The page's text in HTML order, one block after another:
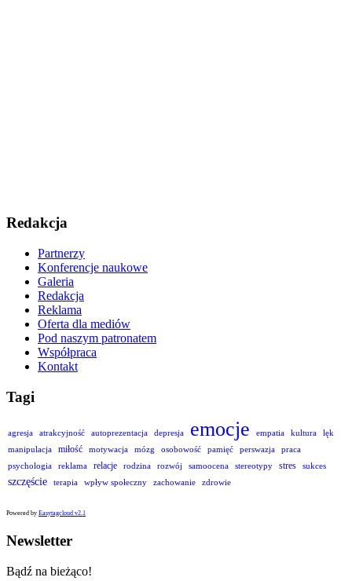
Redakcja
Partnerzy
Konferencje naukowe
Galeria
Redakcja
Reklama
Oferta dla mediów
Pod naszym patronatem
Współpraca
Kontakt
Tagi
agresja atrakcyjność autoprezentacja depresja emocje empatia kultura
lęk
manipulacja
miłość motywacja mózg osobowość pamięć perswazja
praca
psychologia
reklama relacje rodzina rozwój samoocena stereotypy stres sukces
szczęście terapia wpływ społeczny zachowanie zdrowie
Powered by Easytagcloud v2.1
Newsletter
Bądź na bieżąco!